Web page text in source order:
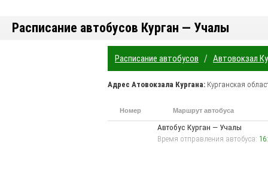
Расписание автобусов Курган — Учалы
Расписание автобусов / Автовокзал
Адрес Атовокзала Кургана: Курганская
Номер
маршрута
Маршрут автобуса
Автобус Курган — Учалы
Время отправления автобуса: